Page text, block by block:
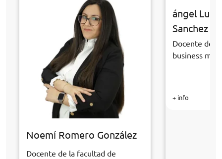
Noemí Romero González
Docente de la facultad de
ángel Luis
Sanchez
Docente de
business
+ info